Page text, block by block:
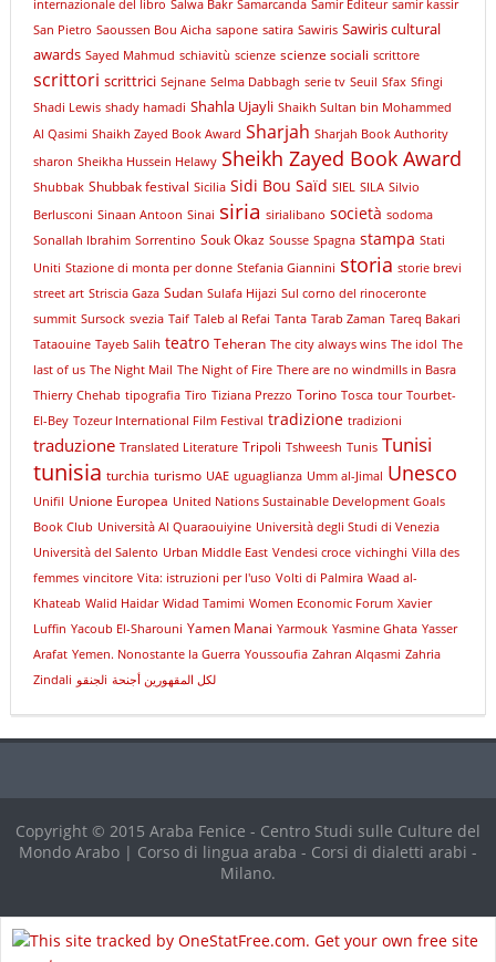
internazionale del libro Salwa Bakr Samarcanda Samir Editeur samir kassir
San Pietro Saoussen Bou Aicha sapone satira Sawiris Sawiris cultural
awards Sayed Mahmud schiavitù scienze scienze sociali scrittore
scrittori scrittrici Sejnane Selma Dabbagh serie tv Seuil Sfax Sfingi
Shadi Lewis shady hamadi Shahla Ujayli Shaikh Sultan bin Mohammed
Al Qasimi Shaikh Zayed Book Award Sharjah Sharjah Book Authority
sharon Sheikha Hussein Helawy Sheikh Zayed Book Award
Shubbak Shubbak festival Sicilia Sidi Bou Saïd SIEL SILA Silvio
Berlusconi Sinaan Antoon Sinai siria sirialibano società sodoma
Sonallah Ibrahim Sorrentino Souk Okaz Sousse Spagna stampa Stati
Uniti Stazione di monta per donne Stefania Giannini storia storie brevi
street art Striscia Gaza Sudan Sulafa Hijazi Sul corno del rinoceronte
summit Sursock svezia Taif Taleb al Refai Tanta Tarab Zaman Tareq Bakari
Tataouine Tayeb Salih teatro Teheran The city always wins The idol The
last of us The Night Mail The Night of Fire There are no windmills in Basra
Thierry Chehab tipografia Tiro Tiziana Prezzo Torino Tosca tour Tourbet-
El-Bey Tozeur International Film Festival tradizione tradizioni
traduzione Translated Literature Tripoli Tshweesh Tunis Tunisi
tunisia turchia turismo UAE uguaglianza Umm al-Jimal Unesco
Unifil Unione Europea United Nations Sustainable Development Goals
Book Club Università Al Quaraouiyine Università degli Studi di Venezia
Università del Salento Urban Middle East Vendesi croce vichinghi Villa des
femmes vincitore Vita: istruzioni per l'uso Volti di Palmira Waad al-
Khateab Walid Haidar Widad Tamimi Women Economic Forum Xavier
Luffin Yacoub El-Sharouni Yamen Manai Yarmouk Yasmine Ghata Yasser
Arafat Yemen. Nonostante la Guerra Youssoufia Zahran Alqasmi Zahria
Zindali
لجنقوi لكل المقهورين أجنحة
Copyright © 2015 Araba Fenice - Centro Studi sulle Culture del
Mondo Arabo | Corso di lingua araba - Corsi di dialetti arabi -
Milano.